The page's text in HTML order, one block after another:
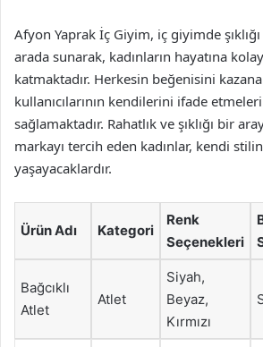
Afyon Yaprak İç Giyim, iç giyimde
arada sunarak, kadınların hayatına
katmaktadır. Herkesin beğenisini
kullanıcılarının kendilerini ifade
sağlamaktadır. Rahatlık ve şıklığı bir
markayı tercih eden kadınlar, kendi
yaşayacaklardır.
Ürün Adı Kategori
Renk
Seçenekleri
Bağcıklı
Atlet
Atlet
Siyah,
Beyaz,
Kırmızı